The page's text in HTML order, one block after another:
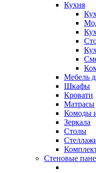
Кухня
Мебель
Шкафы
Кровати
Матрасы
Комоды
Зеркала
Столы
Стеновые